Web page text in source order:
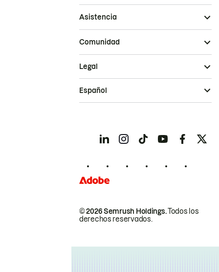
Asistencia
Comunidad
© 2026 Semrush Holdings.Todos los
derechos reservados.
Legal
Español